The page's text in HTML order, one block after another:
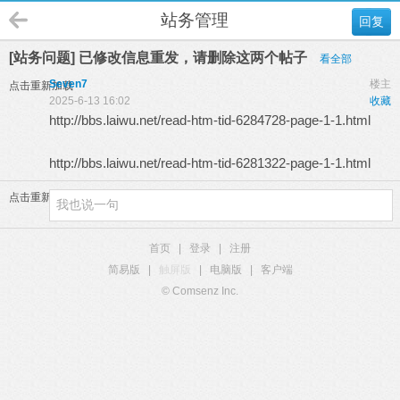
回复
站务管理
[站务问题] 已修改信息重发，请删除这两个帖子 看全部
点击重新加载 楼主
Seven7
收藏
2025-6-13 16:02
http://bbs.laiwu.net/read-htm-tid-6284728-page-1-1.html
http://bbs.laiwu.net/read-htm-tid-6281322-page-1-1.html
点击重新加载
首页 登录
注册
简易版
触屏版 电脑版
客户端
© Comsenz Inc.